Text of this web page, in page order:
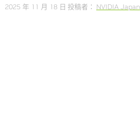
2025 年 11 月 18 日 投稿者： NVIDIA Japan